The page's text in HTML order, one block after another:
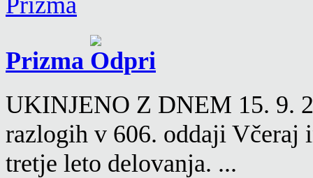
Prizma
UKINJENO Z DNEM 15. 9.
razlogih v 606. oddaji Včeraj
tretje leto delovanja. ...